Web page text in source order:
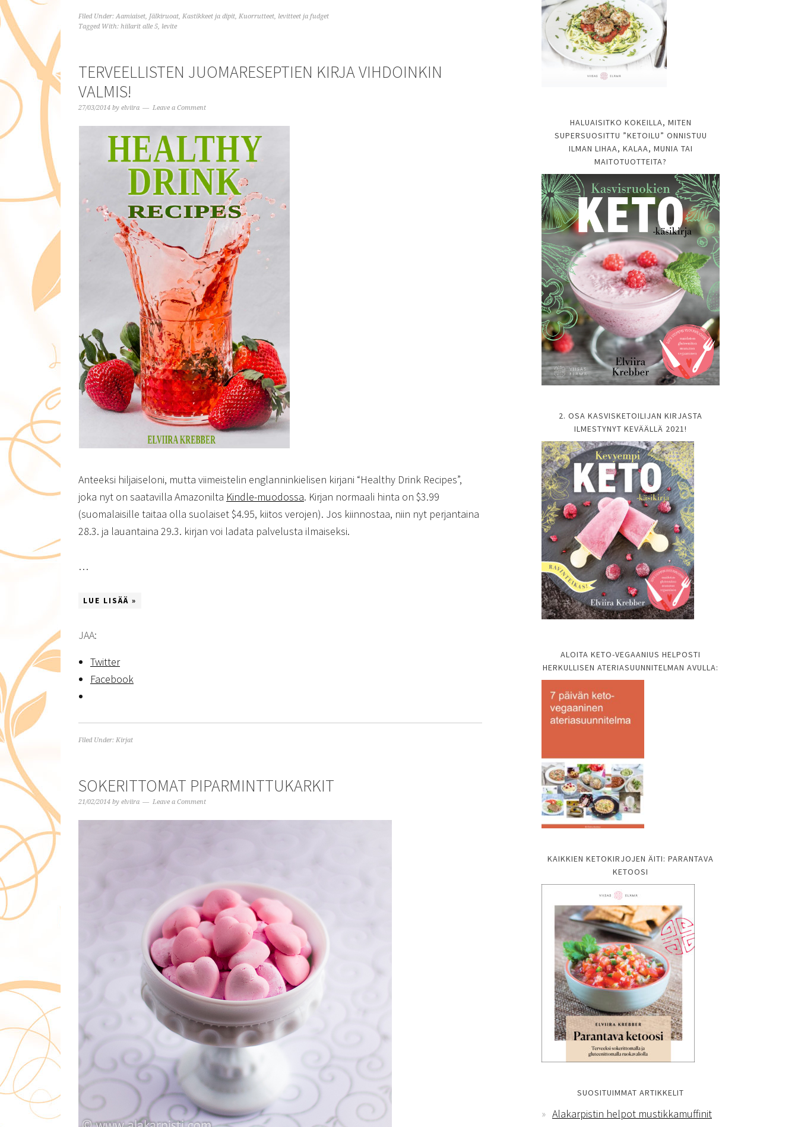
Filed Under:Aamiaiset, Jälkiruoat, Kastikkeet ja dipit, Kuorrutteet, levitteet ja fudget
Tagged With: hiilarit alle 5, levite
TERVEELLISTEN JUOMARESEPTIEN KIRJA VIHDOINKIN
VALMIS!
27/03/2014 by elviira Leave a Comment
Anteeksi hiljaiseloni, mutta viimeistelin englanninkielisen kirjani “Healthy Drink Recipes”,
joka nyt on saatavilla Amazonilta Kindle-muodossa. Kirjan normaali hinta on $3.99
(suomalaisille taitaa olla suolaiset $4.95, kiitos verojen). Jos kiinnostaa, niin nyt perjantaina
28.3. ja lauantaina 29.3. kirjan voi ladata palvelusta ilmaiseksi.
…
LUE LISÄÄ »
JAA:
Twitter
Facebook
Filed Under: Kirjat
SOKERITTOMAT PIPARMINTTUKARKIT
21/02/2014 by elviira Leave a Comment
HALUAISITKO KOKEILLA, MITEN
SUPERSUOSITTU ”KETOILU” ONNISTUU
ILMAN LIHAA, KALAA, MUNIA TAI
MAITOTUOTTEITA?
2. OSA KASVISKETOILIJAN KIRJASTA
ILMESTYNYT KEVÄÄLLÄ 2021!
ALOITA KETO-VEGAANIUS HELPOSTI
HERKULLISEN ATERIASUUNNITELMAN AVULLA:
KAIKKIEN KETOKIRJOJEN ÄITI: PARANTAVA
KETOOSI
SUOSITUIMMAT ARTIKKELIT
Alakarpistin helpot mustikkamuffinit